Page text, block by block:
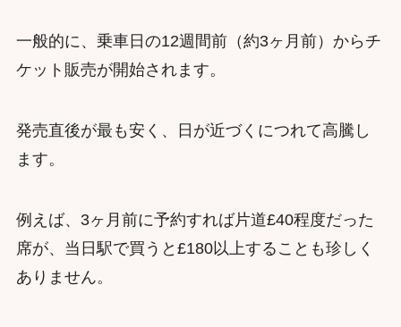
一般的に、乗車日の12週間前（約3ヶ月前）からチ
ケット販売が開始されます。
発売直後が最も安く、日が近づくにつれて高騰し
ます。
例えば、3ヶ月前に予約すれば片道£40程度だった
席が、当日駅で買うと£180以上することも珍しく
ありません。